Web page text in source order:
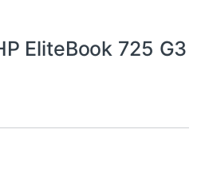
EliteBook 725 G3